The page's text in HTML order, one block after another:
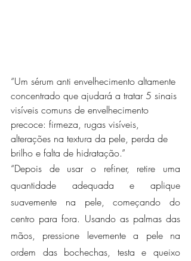
“Um sérum anti envelhecimento altamente
concentrado que ajudará a tratar 5 sinais
visíveis comuns de envelhecimento
precoce: firmeza, rugas visíveis,
alterações na textura da pele, perda de
brilho e falta de hidratação.”
“Depois de usar o refiner, retire uma
quantidade adequada e aplique
suavemente na pele, começando do
centro para fora. Usando as palmas das
mãos, pressione levemente a pele na
ordem das bochechas, testa e queixo